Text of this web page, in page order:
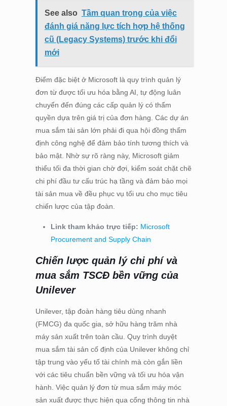
See also Tầm quan trọng của việc
đánh giá năng lực tích hợp hệ thống
cũ (Legacy Systems) trước khi đổi
mới
Điểm đặc biệt ở Microsoft là quy trình quản lý
đơn từ được tối ưu hóa bằng AI, tự động luân
chuyển đến đúng các cấp quản lý có thẩm
quyền dựa trên giá trị của đơn hàng. Các dự án
mua sắm tài sản lớn phải đi qua hội đồng thẩm
định công nghệ để đảm bảo tính tương thích và
bảo mật. Nhờ sự rõ ràng này, Microsoft giảm
thiểu tối đa thời gian chờ đợi, kiểm soát chặt chẽ
chi phí đầu tư cấu trúc hạ tầng và đảm bảo mọi
tài sản mua về đều phục vụ tối ưu cho mục tiêu
chiến lược của tập đoàn.
Link tham khảo trực tiếp: Microsoft
Procurement and Supply Chain
Chiến lược quản lý chi phí và
mua sắm TSCĐ bền vững của
Unilever
Unilever, tập đoàn hàng tiêu dùng nhanh
(FMCG) đa quốc gia, sở hữu hàng trăm nhà
máy sản xuất trên toàn cầu. Quy trình duyệt
mua sắm tài sản cố định của Unilever không chỉ
tập trung vào yếu tố tài chính mà còn gắn liền
với các tiêu chuẩn bền vững và tối ưu hóa vận
hành. Việc quản lý đơn từ mua sắm máy móc
sản xuất được thực hiện qua cổng thông tin nhà